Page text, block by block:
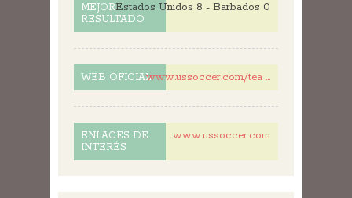
MEJOR
RESULTADO
Estados Unidos 8 - Barbados 0
WEB OFICIALwww.ussoccer.com/tea ...
ENLACES DE
INTERÉS
www.ussoccer.com